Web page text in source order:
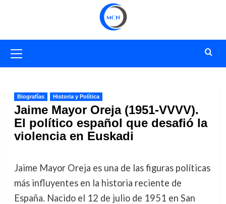
primario
Biografías Historia y Política
Jaime Mayor Oreja (1951-VVVV).
El político español que desafió la
violencia en Euskadi
Jaime Mayor Oreja es una de las figuras políticas
más influyentes en la historia reciente de
España. Nacido el 12 de julio de 1951 en San